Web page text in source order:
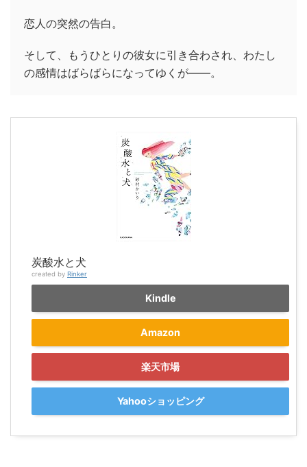
恋人の突然の告白。
そして、もうひとりの彼女に引き合わされ、わたし
の感情はばらばらになってゆくが――。
炭酸水と犬
created by Rinker
Kindle
Amazon
楽天市場
Yahooショッピング